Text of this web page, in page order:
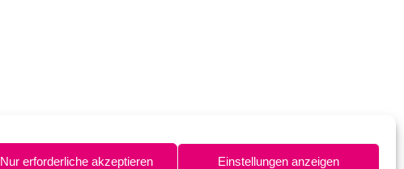
Nur erforderliche akzeptieren Einstellungen anzeigen